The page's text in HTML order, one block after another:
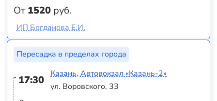
От 1520 руб.
ИП Богданова Е.И.
Пересадка в пределах города
17:30
Казань, Автовокзал «‎Казань-2»
ул. Воровского, 33